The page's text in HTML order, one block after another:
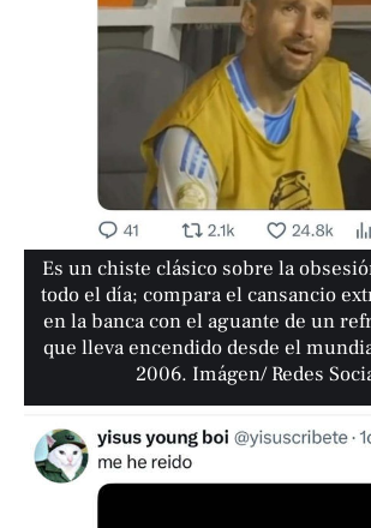
Es un chiste clásico sobre la
todo el día; compara el cansancio
en la banca con el aguante de un
que lleva encendido desde el
2006. Imágen/ Redes